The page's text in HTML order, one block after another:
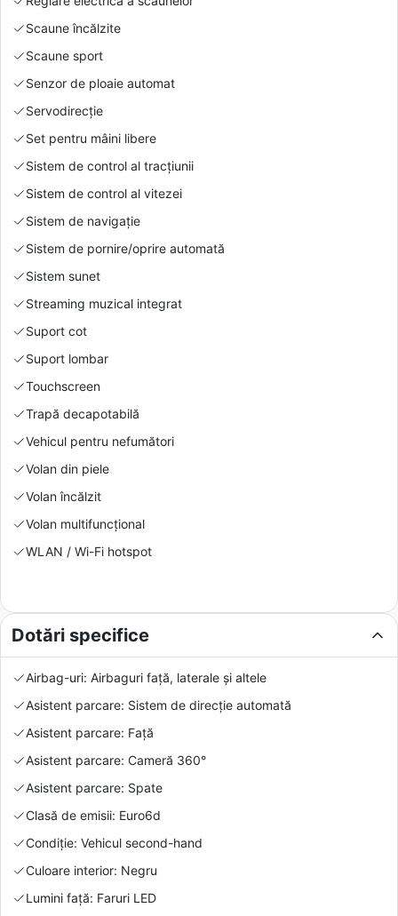
Scaune încălzite
Scaune sport
Senzor de ploaie automat
Servodirecție
Set pentru mâini libere
Sistem de control al tracțiunii
Sistem de control al vitezei
Sistem de navigație
Sistem de pornire/oprire automată
Sistem sunet
Streaming muzical integrat
Suport cot
Suport lombar
Touchscreen
Trapă decapotabilă
Vehicul pentru nefumători
Volan din piele
Volan încălzit
Volan multifuncțional
WLAN / Wi-Fi hotspot
Dotări specifice
Airbag-uri: Airbaguri față, laterale și altele
Asistent parcare: Sistem de direcție automată
Asistent parcare: Față
Asistent parcare: Cameră 360°
Asistent parcare: Spate
Clasă de emisii: Euro6d
Condiție: Vehicul second-hand
Culoare interior: Negru
Lumini față: Faruri LED